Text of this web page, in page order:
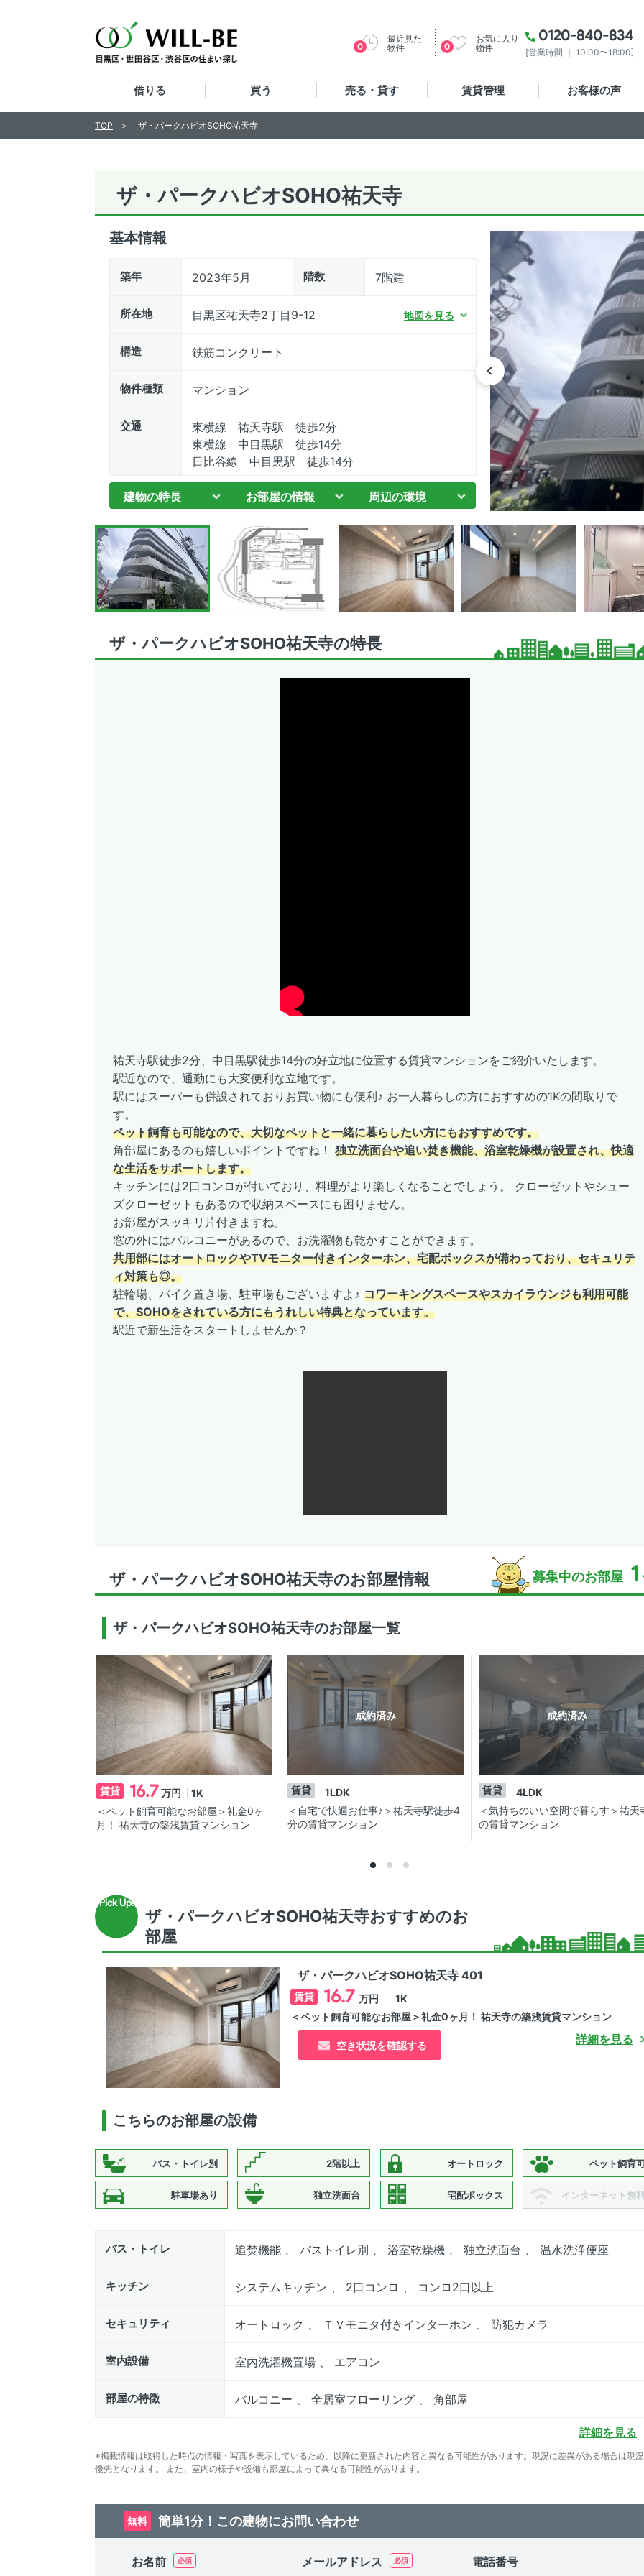
0120-840-834
[営業時間 ｜ 10:00〜18:00]
最近見た
物件
0
お気に入り
物件
0
借りる 買う 売る・貸す 賃貸管理 お客様の声
ザ・パークハビオSOHO祐天寺
基本情報
築年 2023年5月 階数 7階建
所在地 目黒区祐天寺2丁目9-12 地図を見る
構造 鉄筋コンクリート
物件種類 マンション
交通
東横線 祐天寺駅 徒歩2分
東横線 中目黒駅 徒歩14分
日比谷線 中目黒駅 徒歩14分
建物の特長 お部屋の情報 周辺の環境
ザ・パークハビオSOHO祐天寺の特長
祐天寺駅徒歩2分、中目黒駅徒歩14分の好立地に位置する賃貸マンションをご紹介いたします。
駅近なので、通勤にも大変便利な立地です。
駅にはスーパーも併設されておりお買い物にも便利♪ お一人暮らしの方におすすめの1Kの間取りで
す。
ペット飼育も可能なので、大切なペットと一緒に暮らしたい方にもおすすめです。
角部屋にあるのも嬉しいポイントですね！ 独立洗面台や追い焚き機能、浴室乾燥機が設置され、快適
な生活をサポートします。
キッチンには2口コンロが付いており、料理がより楽しくなることでしょう。 クローゼットやシュー
ズクローゼットもあるので収納スペースにも困りません。
お部屋がスッキリ片付きますね。
窓の外にはバルコニーがあるので、お洗濯物も乾かすことができます。
共用部にはオートロックやTVモニター付きインターホン、宅配ボックスが備わっており、セキュリテ
ィ対策も◎。
駐輪場、バイク置き場、駐車場もございますよ♪ コワーキングスペースやスカイラウンジも利用可能
で、SOHOをされている方にもうれしい特典となっています。
駅近で新生活をスタートしませんか？
ザ・パークハビオSOHO祐天寺のお部屋情報 募集中のお部屋 1
ザ・パークハビオSOHO祐天寺のお部屋一覧
賃貸 16.7万円
1K
＜ペット飼育可能なお部屋＞礼金0ヶ
月！ 祐天寺の築浅賃貸マンション
成約済み
賃貸
1LDK
＜自宅で快適お仕事♪＞祐天寺駅徒歩4
分の賃貸マンション
成約済み
賃貸
4LDK
＜気持ちのいい空間で暮らす＞祐天
の賃貸マンション
ザ・パークハビオSOHO祐天寺おすすめのお
部屋
ザ・パークハビオSOHO祐天寺 401
賃貸 16.7 万円
1K
＜ペット飼育可能なお部屋＞礼金0ヶ月！ 祐天寺の築浅賃貸マンション
空き状況を確認する 詳細を見る
こちらのお部屋の設備
バス・トイレ別 2階以上 オートロック ペット飼育
駐車場あり 独立洗面台 宅配ボックス インターネット無
バス・トイレ 追焚機能 、 バストイレ別 、 浴室乾燥機 、 独立洗面台 、 温水洗浄便座
キッチン システムキッチン 、 2口コンロ 、 コンロ2口以上
セキュリティ オートロック 、 ＴＶモニタ付きインターホン 、 防犯カメラ
室内設備 室内洗濯機置場 、 エアコン
部屋の特徴 バルコニー 、 全居室フローリング 、 角部屋
詳細を見る
※掲載情報は取得した時点の情報・写真を表示しているため、以降に更新された内容と異なる可能性があります。現況に差異がある場合は現
優先となります。 また、室内の様子や設備も部屋によって異なる可能性があります。
無料 簡単1分！この建物にお問い合わせ
お名前 メールアドレス 電話番号
TOP ザ・パークハビオSOHO祐天寺